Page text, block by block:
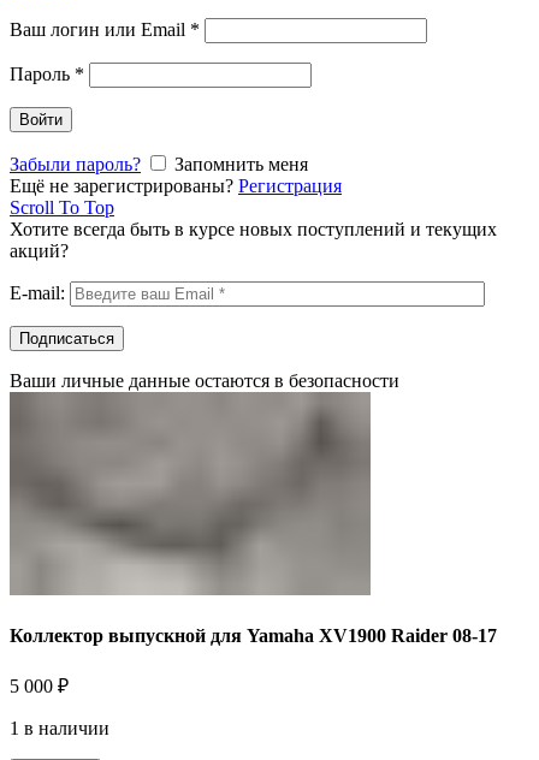
Ваш логин или Email *
Пароль *
Войти
Забыли пароль?
Запомнить меня
Ещё не зарегистрированы? Регистрация
Scroll To Top
Хотите всегда быть в курсе новых поступлений и текущих
акций?
E-mail:
Ваши личные данные остаются в безопасности
Коллектор выпускной для Yamaha XV1900 Raider 08-17
5 000 ₽
1 в наличии